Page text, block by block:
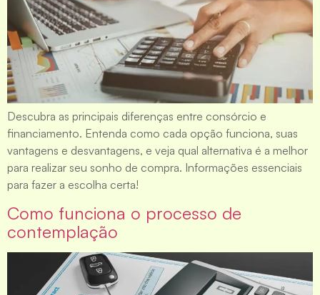
Descubra as principais diferenças entre consórcio e
financiamento. Entenda como cada opção funciona, suas
vantagens e desvantagens, e veja qual alternativa é a melhor
para realizar seu sonho de compra. Informações essenciais
para fazer a escolha certa!
Como funciona o processo de
contemplação